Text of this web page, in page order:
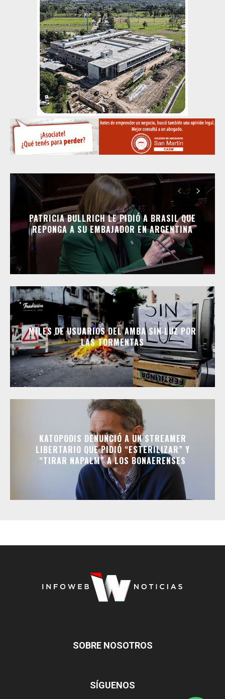
PATRICIA BULLRICH LE PIDIÓ A BRASIL QUE
REPONGA A SU EMBAJADOR EN ARGENTINA
MILES DE USUARIOS DEL AMBA SIN LUZ POR
LAS TORMENTAS
KATOPODIS DENUNCIÓ A UN STREAMER
LIBERTARIO QUE PIDIÓ “ESTERILIZAR” Y
“TIRAR NAPALM” A LOS BONAERENSES
SOBRE NOSOTROS
SÍGUENOS